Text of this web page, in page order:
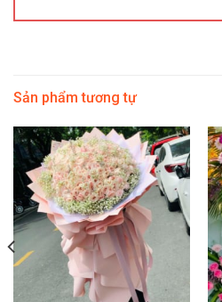
Sản phẩm tương tự